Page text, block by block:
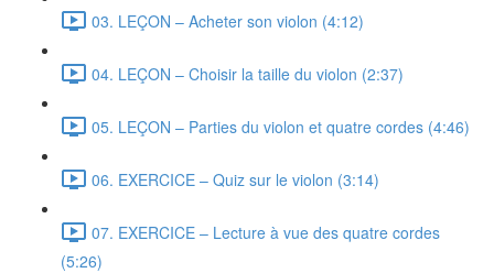
03. LEÇON – Acheter son violon (4:12)
04. LEÇON – Choisir la taille du violon (2:37)
05. LEÇON – Parties du violon et quatre cordes (4:46)
06. EXERCICE – Quiz sur le violon (3:14)
07. EXERCICE – Lecture à vue des quatre cordes
(5:26)